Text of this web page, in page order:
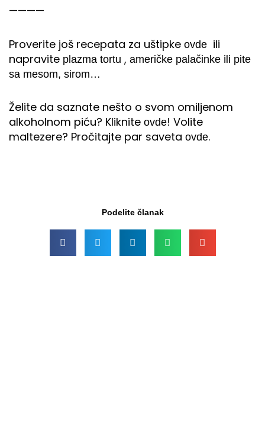
————
Proverite još recepata za uštipke ovde ili
napravite plazma tortu , američke palačinke ili pite
sa mesom, sirom…
Želite da saznate nešto o svom omiljenom
alkoholnom piću? Kliknite ovde! Volite
maltezere? Pročitajte par saveta ovde.
Podelite članak